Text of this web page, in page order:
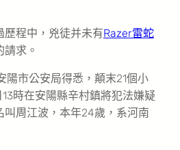
歷程中，兇徒并未有Razer雷蛇
求。
陽市公安局得悉，顛末21個小
時在安陽縣辛村鎮將犯法嫌疑
叫周江波，本年24歲，系河南